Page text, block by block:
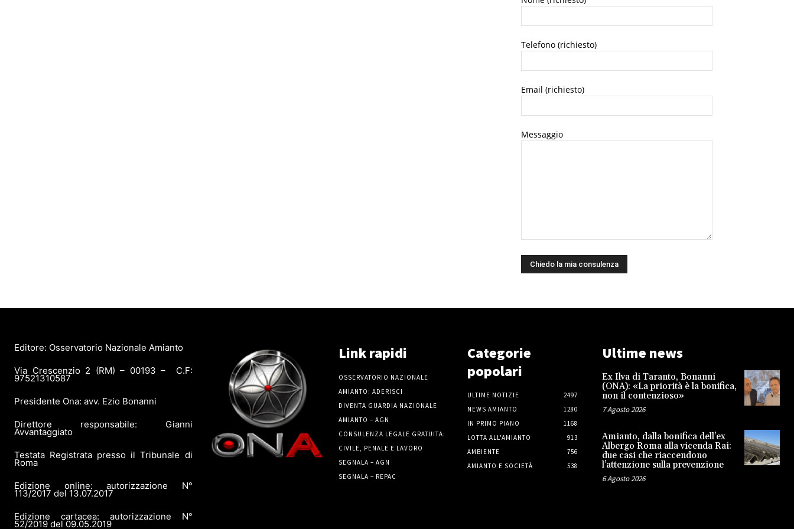
Telefono (richiesto)
Email (richiesto)
Messaggio
Editore: Osservatorio Nazionale Amianto
Via Crescenzio 2 (RM) – 00193 – C.F:
97521310587
Presidente Ona: avv. Ezio Bonanni
Direttore responsabile: Gianni
Avvantaggiato
Testata Registrata presso il Tribunale di
Roma
Edizione online: autorizzazione N°
113/2017 del 13.07.2017
Edizione cartacea: autorizzazione N°
52/2019 del 09.05.2019
Link rapidi
OSSERVATORIO NAZIONALE
AMIANTO: ADERISCI
DIVENTA GUARDIA NAZIONALE
AMIANTO – AGN
CONSULENZA LEGALE GRATUITA:
CIVILE, PENALE E LAVORO
SEGNALA – AGN
SEGNALA – REPAC
Categorie
popolari
ULTIME NOTIZIE
2497
NEWS AMIANTO
1280
IN PRIMO PIANO
1168
LOTTA ALL'AMIANTO
913
AMBIENTE
756
AMIANTO E SOCIETÀ
538
Ultime news
Ex Ilva di Taranto, Bonanni
(ONA): «La priorità è la bonifica,
non il contenzioso»
7 Agosto 2026
Amianto, dalla bonifica dell’ex
Albergo Roma alla vicenda Rai:
due casi che riaccendono
l’attenzione sulla prevenzione
6 Agosto 2026